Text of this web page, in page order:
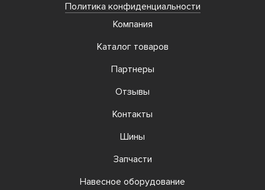
Политика конфиденциальности
Компания
Каталог товаров
Партнеры
Отзывы
Контакты
Шины
Запчасти
Навесное оборудование